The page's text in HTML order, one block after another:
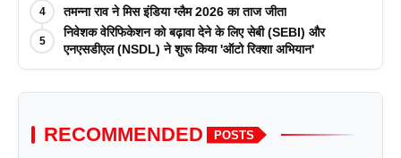
4 तमन्ना राव ने मिस इंडिया ग्लैम 2026 का ताज जीता
5
निवेशक वेरिफिकेशन को बढ़ावा देने के लिए सेबी (SEBI) और
एनएसडीएल (NSDL) ने शुरू किया 'ऑटो रिक्शा अभियान'
RECOMMENDED POSTS